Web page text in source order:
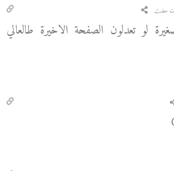
لو تعدلون الصفحة الاخيرة طالعالي